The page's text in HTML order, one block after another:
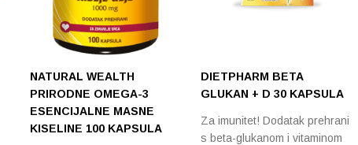
NATURAL WEALTH
PRIRODNE OMEGA-3
ESENCIJALNE MASNE
KISELINE 100 KAPSULA
DIETPHARM BETA
GLUKAN + D 30 KAPSULA
Za imunitet! Dodatak prehrani
s beta-glukanom i vitaminom